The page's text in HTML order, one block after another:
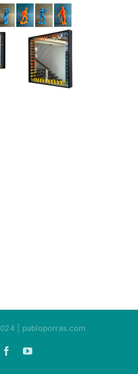
| pabloporras.com
FacebookYouTube